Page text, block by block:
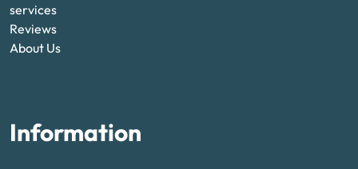
services
Reviews
About Us
Information